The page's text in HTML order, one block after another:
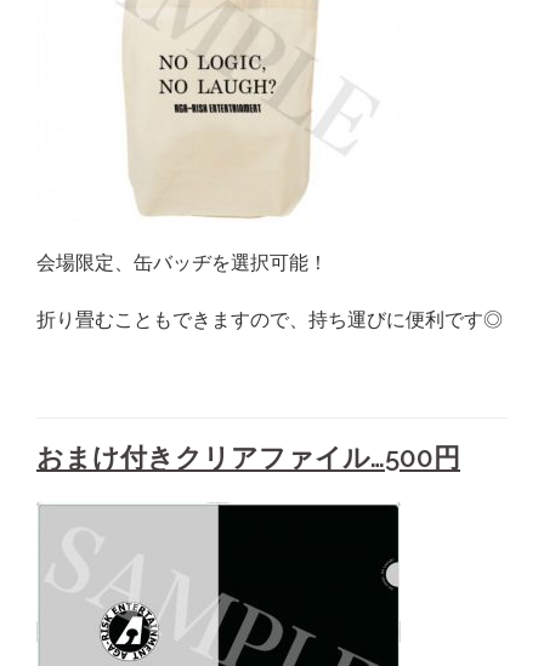
会場限定、缶バッヂを選択可能！
折り畳むこともできますので、持ち運びに便利です◎
おまけ付きクリアファイル…500円